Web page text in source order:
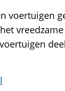
voertuigen